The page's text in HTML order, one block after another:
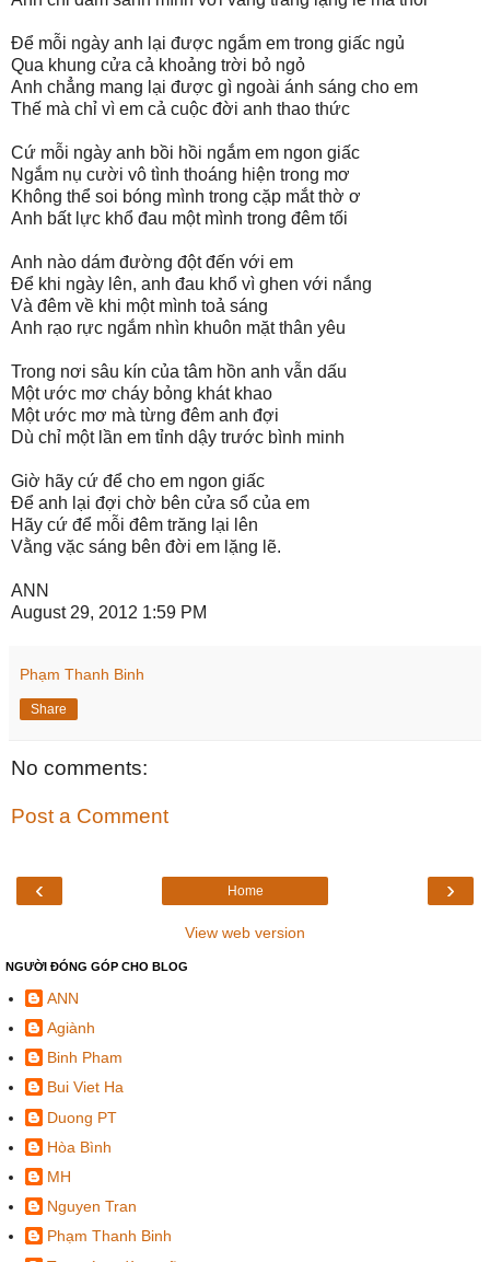
Để mỗi ngày anh lại được ngắm em trong giấc ngủ
Qua khung cửa cả khoảng trời bỏ ngỏ
Anh chẳng mang lại được gì ngoài ánh sáng cho em
Thế mà chỉ vì em cả cuộc đời anh thao thức
Cứ mỗi ngày anh bồi hồi ngắm em ngon giấc
Ngắm nụ cười vô tình thoáng hiện trong mơ
Không thể soi bóng mình trong cặp mắt thờ ơ
Anh bất lực khổ đau một mình trong đêm tối
Anh nào dám đường đột đến với em
Để khi ngày lên, anh đau khổ vì ghen với nắng
Và đêm về khi một mình toả sáng
Anh rạo rực ngắm nhìn khuôn mặt thân yêu
Trong nơi sâu kín của tâm hồn anh vẫn dấu
Một ước mơ cháy bỏng khát khao
Một ước mơ mà từng đêm anh đợi
Dù chỉ một lần em tỉnh dậy trước bình minh
Giờ hãy cứ để cho em ngon giấc
Để anh lại đợi chờ bên cửa sổ của em
Hãy cứ để mỗi đêm trăng lại lên
Vằng vặc sáng bên đời em lặng lẽ.
ANN
August 29, 2012 1:59 PM
Phạm Thanh Binh
Share
No comments:
Post a Comment
‹ ›
Home
View web version
NGƯỜI ĐÓNG GÓP CHO BLOG
ANN
Agiành
Binh Pham
Bui Viet Ha
Duong PT
Hòa Bình
MH
Nguyen Tran
Phạm Thanh Binh